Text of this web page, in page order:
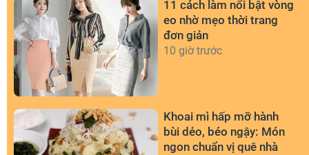
11 cách làm nổi bật vòng
eo nhờ mẹo thời trang
đơn giản
10 giờ trước
Khoai mì hấp mỡ hành
bùi dẻo, béo ngậy: Món
ngon chuẩn vị quê nhà